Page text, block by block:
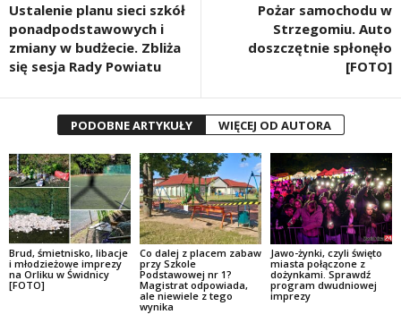
Ustalenie planu sieci szkół
ponadpodstawowych i
zmiany w budżecie. Zbliża
się sesja Rady Powiatu
Pożar samochodu w
Strzegomiu. Auto
doszczętnie spłonęło
[FOTO]
PODOBNE ARTYKUŁY WIĘCEJ OD AUTORA
Brud, śmietnisko, libacje
i młodzieżowe imprezy
na Orliku w Świdnicy
[FOTO]
Co dalej z placem zabaw
przy Szkole
Podstawowej nr 1?
Magistrat odpowiada,
ale niewiele z tego
wynika
Jawo-żynki, czyli święto
miasta połączone z
dożynkami. Sprawdź
program dwudniowej
imprezy